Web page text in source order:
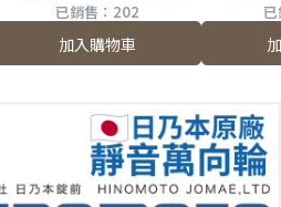
已銷售：202
加入購物車